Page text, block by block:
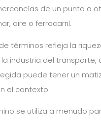
de un punto a
aire o ferrocarril.
términos refleja la
industria del transporte,
puede tener un
el contexto.
se utiliza a menudo